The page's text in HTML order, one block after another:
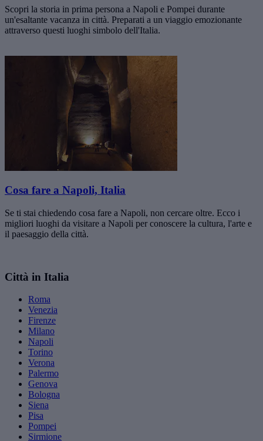
Scopri la storia in prima persona a Napoli e Pompei durante
un'esaltante vacanza in città. Preparati a un viaggio emozionante
attraverso questi luoghi simbolo dell'Italia.
Cosa fare a Napoli, Italia
Se ti stai chiedendo cosa fare a Napoli, non cercare oltre. Ecco i
migliori luoghi da visitare a Napoli per conoscere la cultura, l'arte e
il paesaggio della città.
Città in Italia
Roma
Venezia
Firenze
Milano
Napoli
Torino
Verona
Palermo
Genova
Bologna
Siena
Pisa
Pompei
Sirmione